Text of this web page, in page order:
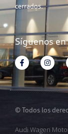
cerrados.
Síguenos
© Todos los
Audi Wagen